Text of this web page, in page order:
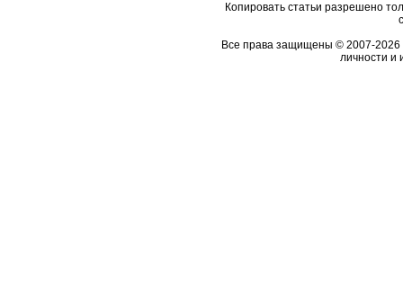
Копировать статьи разрешено
Все права защищены © 2007-2026
личности и